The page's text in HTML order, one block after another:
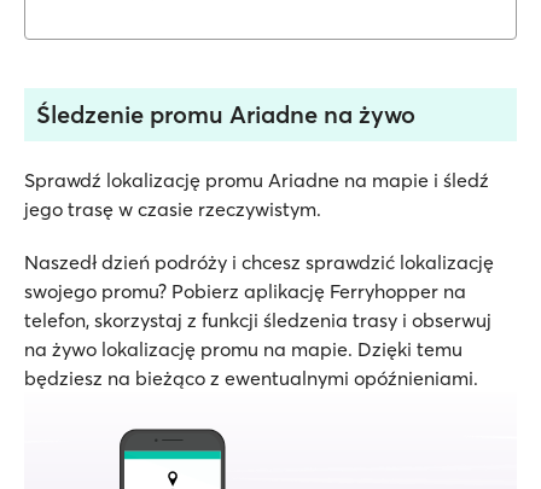
Śledzenie promu Ariadne na żywo
Sprawdź lokalizację promu Ariadne na mapie i śledź
jego trasę w czasie rzeczywistym.
Naszedł dzień podróży i chcesz sprawdzić lokalizację
swojego promu? Pobierz aplikację Ferryhopper na
telefon, skorzystaj z funkcji śledzenia trasy i obserwuj
na żywo lokalizację promu na mapie. Dzięki temu
będziesz na bieżąco z ewentualnymi opóźnieniami.